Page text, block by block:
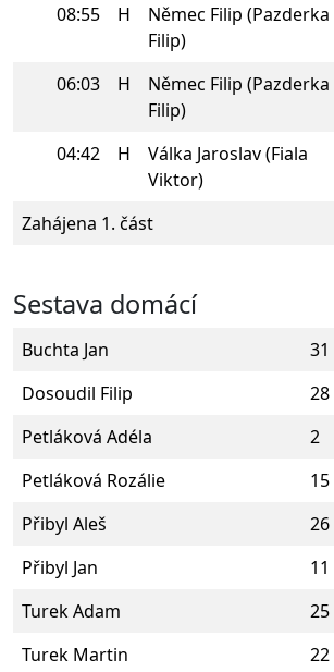
08:55
H
Němec Filip (Pazderka
Filip)
06:03 H
Němec Filip (Pazderka
Filip)
04:42 H
Válka Jaroslav (Fiala
Viktor)
Zahájena 1. část
Sestava domácí
Buchta Jan
31
Dosoudil Filip
28
Petláková Adéla
2
Petláková Rozálie
15
Přibyl Aleš
26
Přibyl Jan
11
Turek Adam
25
Turek Martin
22